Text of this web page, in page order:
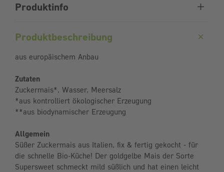
Produktinfo
Produktbeschreibung
aus europäischem Anbau
Zutaten
Zuckermais*, Wasser, Meersalz
*aus kontrolliert ökologischer Erzeugung
**aus biodynamischer Erzeugung
Allgemein
Süßer Zuckermais aus Italien, fix & fertig gekocht - für
die schnelle Bio-Küche! Der goldgelbe Mais der Sorte
Supersweet schmeckt mild süßlich und hat einen leicht